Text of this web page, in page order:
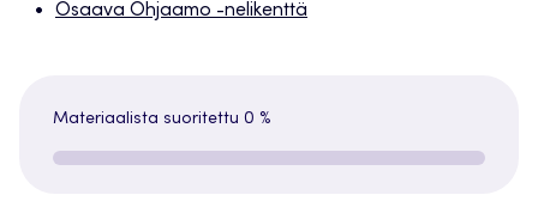
Osaava Ohjaamo -nelikenttä
Materiaalista suoritettu 0 %